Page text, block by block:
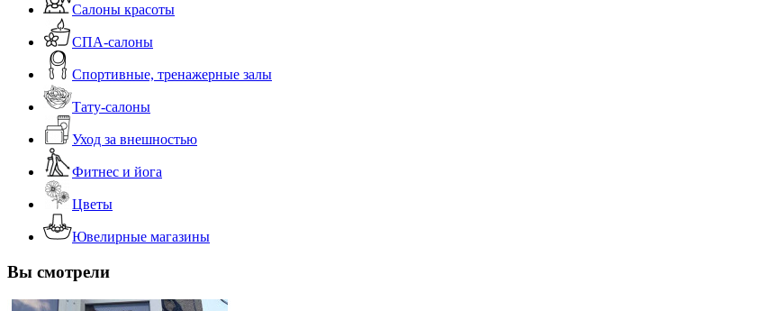
Салоны красоты
СПА-салоны
Спортивные, тренажерные залы
Тату-салоны
Уход за внешностью
Фитнес и йога
Цветы
Ювелирные магазины
Вы смотрели